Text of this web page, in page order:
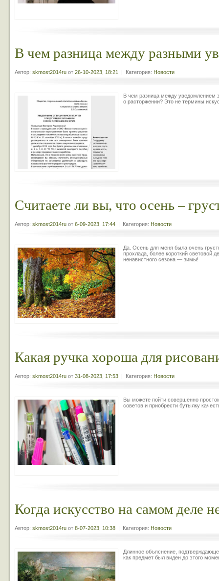
В чем разница между разными
Автор: skmost2014ru от 26-10-2023, 18:21 | Категория: Новости
В чем разница между уведомлением
о расторжении? Это не термины
Считаете ли вы, что осень –
Автор: skmost2014ru от 6-09-2023, 17:44 | Категория: Новости
Да. Осень для меня была очень
прохлада, более короткий световой
ненавистного сезона — зимы!
Какая ручка хороша для
Автор: skmost2014ru от 31-08-2023, 17:53 | Категория: Новости
Вы можете пойти совершенно
советов и приобрести бутылку
Когда искусство на самом деле
Автор: skmost2014ru от 8-07-2023, 10:38 | Категория: Новости
Длинное объяснение,
как предмет был виден до этого